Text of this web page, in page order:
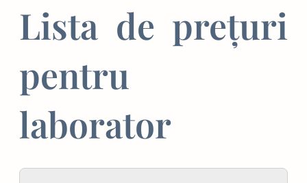
Lista de prețuri
pentru
laborator